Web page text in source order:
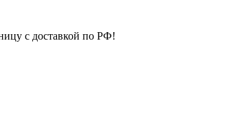
с доставкой по РФ!